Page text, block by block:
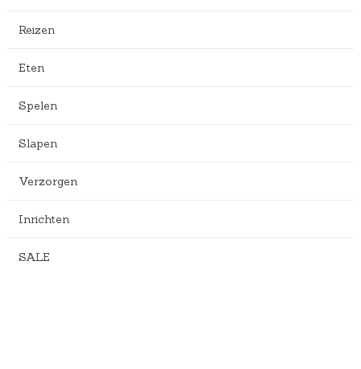
Reizen
Eten
Spelen
Slapen
Verzorgen
Inrichten
SALE